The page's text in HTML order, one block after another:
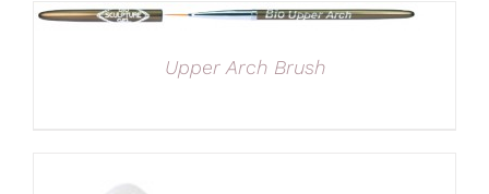
Upper Arch Brush